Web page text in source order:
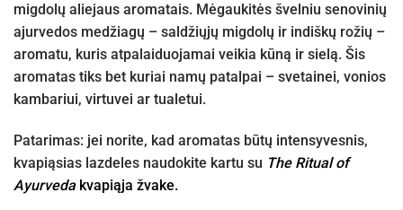
migdolų aliejaus aromatais. Mėgaukitės švelniu senovinių
ajurvedos medžiagų – saldžiųjų migdolų ir indiškų rožių –
aromatu, kuris atpalaiduojamai veikia kūną ir sielą. Šis
aromatas tiks bet kuriai namų patalpai – svetainei, vonios
kambariui, virtuvei ar tualetui.
Patarimas: jei norite, kad aromatas būtų intensyvesnis,
kvapiąsias lazdeles naudokite kartu su The Ritual of
Ayurvedakvapiąja žvake.